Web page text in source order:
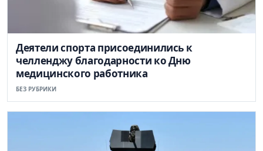
Деятели спорта присоединились к
челленджу благодарности ко Дню
медицинского работника
БЕЗ РУБРИКИ